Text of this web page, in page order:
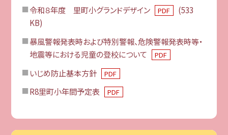
令和８年度 里町小グランドデザイン PDF
(533
KB)
暴風警報発表時および特別警報、危険警報発表時等・
地震等における児童の登校について
PDF
いじめ防止基本方針 PDF
R8里町小年間予定表 PDF